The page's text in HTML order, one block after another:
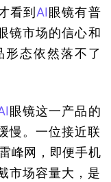
看到 AI眼镜有普
镜市场的信心和
形态依然落不了
眼镜这一产品的
慢。一位接近联
峰网，即便手机
市场容量大，是